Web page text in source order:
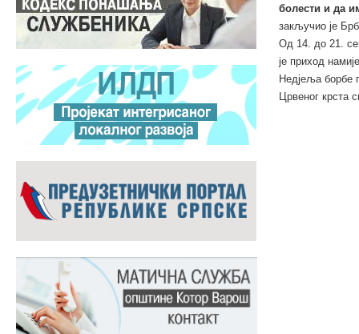
болести и да
закључио је
Од 14. до 21.
је приход
Недјеља борбе
Црвеног крста